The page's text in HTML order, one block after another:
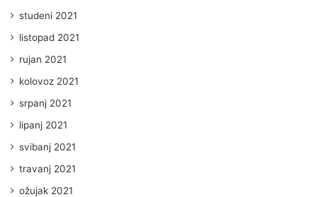
studeni 2021
listopad 2021
rujan 2021
kolovoz 2021
srpanj 2021
lipanj 2021
svibanj 2021
travanj 2021
ožujak 2021